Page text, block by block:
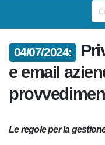
04/07/2024:
Privacy e
Le regole per la